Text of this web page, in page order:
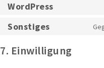
WordPress
Sonstiges
7. Einwilligung